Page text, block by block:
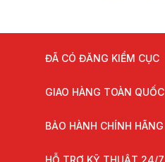
ĐÃ CÓ ĐĂNG KIỂM CỤC
GIAO HÀNG TOÀN QUỐC
BẢO HÀNH CHÍNH HÃNG
HỖ TRỢ KỸ THUẬT 24/7